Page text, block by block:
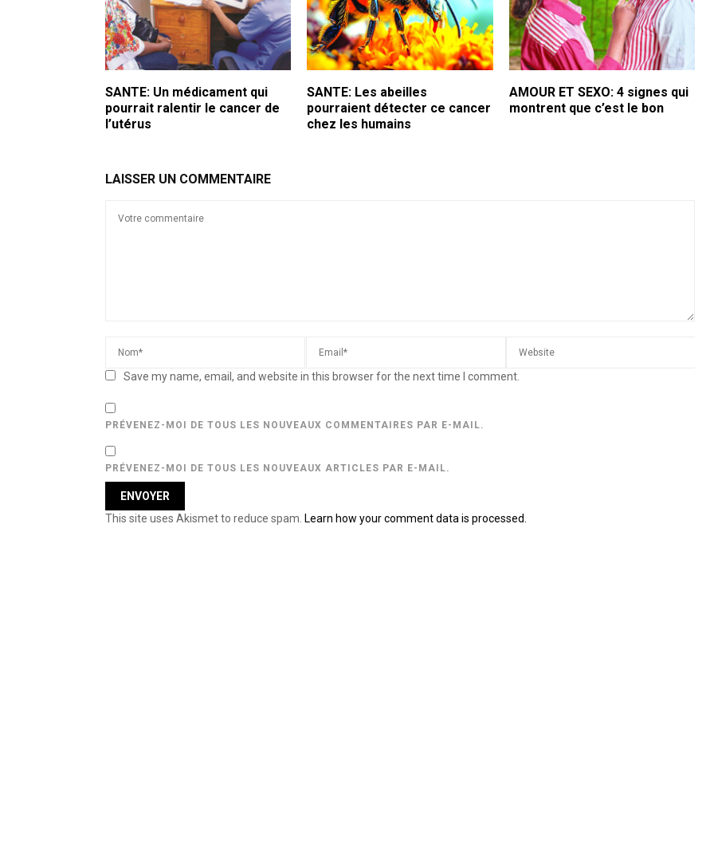
SANTE: Un médicament qui
pourrait ralentir le cancer de
l’utérus
SANTE: Les abeilles
pourraient détecter ce cancer
chez les humains
AMOUR ET SEXO: 4 signes qui
montrent que c’est le bon
LAISSER UN COMMENTAIRE
Save my name, email, and website in this browser for the next time I comment.
PRÉVENEZ-MOI DE TOUS LES NOUVEAUX COMMENTAIRES PAR E-MAIL.
PRÉVENEZ-MOI DE TOUS LES NOUVEAUX ARTICLES PAR E-MAIL.
This site uses Akismet to reduce spam. Learn how your comment data is processed.